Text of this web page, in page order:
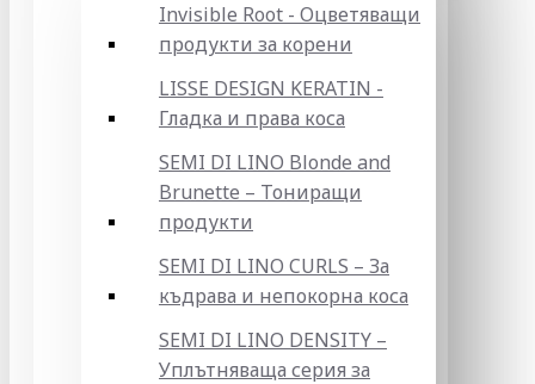
Invisible Root - Оцветяващи
продукти за корени
LISSE DESIGN KERATIN -
Гладка и права коса
SEMI DI LINO Blonde and
Brunette – Тониращи
продукти
SEMI DI LINO CURLS – За
къдрава и непокорна коса
SEMI DI LINO DENSITY –
Уплътняваща серия за